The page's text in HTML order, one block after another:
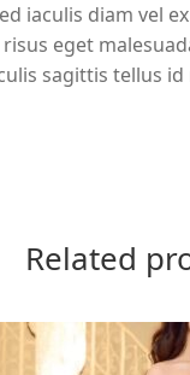
iaculis diam vel
eget
sagittis tellus
Related